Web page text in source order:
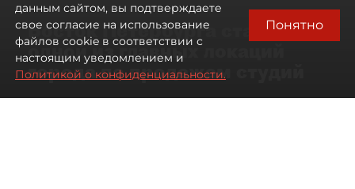
Восток Петербурга стал
одной из главных локаций
города по продажам студий
данным сайтом, вы подтверждаете
свое согласие на использование
файлов cookie в соответствии с
настоящим уведомлением и
Политикой о конфиденциальности.
Понятно